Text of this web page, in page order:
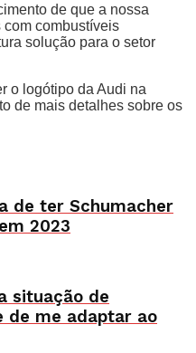
de que a nossa
com combustíveis
solução para o setor
o logótipo da Audi na
de mais detalhes sobre os
de ter Schumacher
2023
situação de
de me adaptar ao